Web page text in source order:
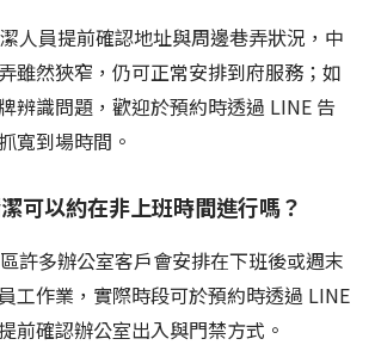
人員提前確認地址與周邊巷弄狀況，中
雖然狹窄，仍可正常安排到府服務；如
辨識問題，歡迎於預約時透過 LINE 告
寬到場時間。
可以約在非上班時間進行嗎？
許多辦公室客戶會安排在下班後或週末
工作業，實際時段可於預約時透過 LINE
前確認辦公室出入與門禁方式。